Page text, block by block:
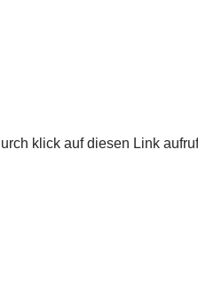
klick auf diesen Link